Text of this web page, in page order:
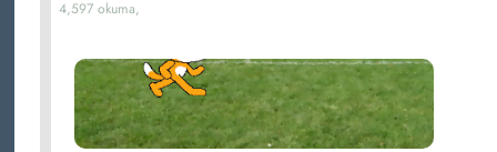
4,597 okuma,